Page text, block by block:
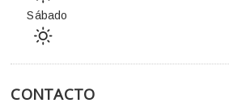
Sábado
CONTACTO